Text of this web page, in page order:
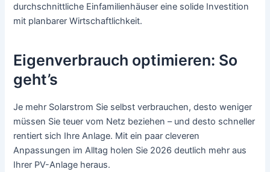
durchschnittliche Einfamilienhäuser eine solide Investition
mit planbarer Wirtschaftlichkeit.
Eigenverbrauch optimieren: So
geht’s
Je mehr Solarstrom Sie selbst verbrauchen, desto weniger
müssen Sie teuer vom Netz beziehen – und desto schneller
rentiert sich Ihre Anlage. Mit ein paar cleveren
Anpassungen im Alltag holen Sie 2026 deutlich mehr aus
Ihrer PV-Anlage heraus.